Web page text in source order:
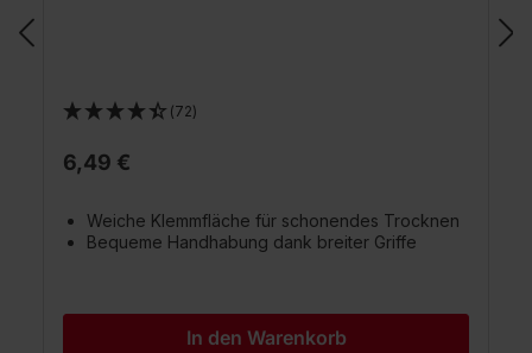
(72)
6,49 €
Weiche Klemmfläche für schonendes Trocknen
Bequeme Handhabung dank breiter Griffe
In den Warenkorb